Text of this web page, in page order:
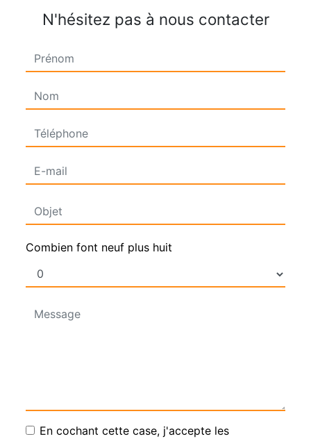
N'hésitez pas à nous contacter
Combien font neuf plus huit
En cochant cette case, j'accepte les